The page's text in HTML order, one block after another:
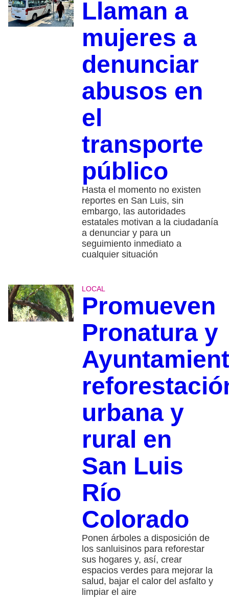
Llaman a
mujeres a
denunciar
abusos en
el
transporte
público
Hasta el momento no existen
reportes en San Luis, sin
embargo, las autoridades
estatales motivan a la ciudadanía
a denunciar y para un
seguimiento inmediato a
cualquier situación
LOCAL
Promueven
Pronatura y
urbana y
rural en
San Luis
Río
Colorado
Ponen árboles a disposición de
los sanluisinos para reforestar
sus hogares y, así, crear
espacios verdes para mejorar la
salud, bajar el calor del asfalto y
limpiar el aire